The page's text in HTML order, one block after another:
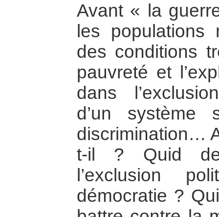
Avant « la
les populations
des conditions
pauvreté et
dans
d’un
discrimination…
t-il ? Quid
l’exclusion
démocratie ?